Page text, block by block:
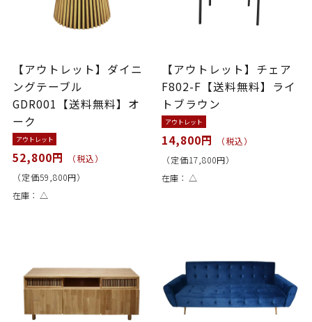
【アウトレット】ダイニ
ングテーブル
GDR001【送料無料】オ
ーク
アウトレット
52,800円
（税込）
（定価59,800円）
在庫： △
【アウトレット】チェア
F802-F【送料無料】ライ
トブラウン
アウトレット
14,800円
（税込）
（定価17,800円）
在庫： △